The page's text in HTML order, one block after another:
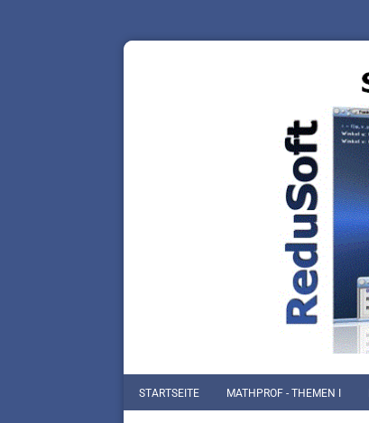
STARTSEITE MATHPROF - THEMEN I